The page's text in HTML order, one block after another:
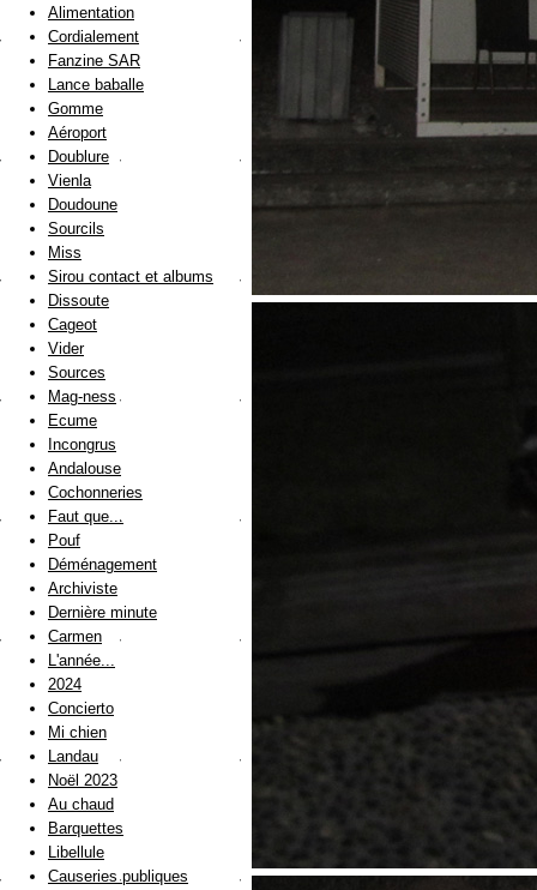
Alimentation
Cordialement
Fanzine SAR
Lance baballe
Gomme
Aéroport
Doublure
Vienla
Doudoune
Sourcils
Miss
Sirou contact et albums
Dissoute
Cageot
Vider
Sources
Mag-ness
Ecume
Incongrus
Andalouse
Cochonneries
Faut que...
Pouf
Déménagement
Archiviste
Dernière minute
Carmen
L'année...
2024
Concierto
Mi chien
Landau
Noël 2023
Au chaud
Barquettes
Libellule
Causeries publiques